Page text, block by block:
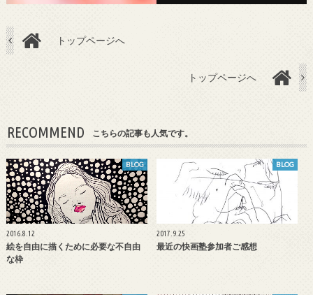
トップページへ
トップページへ
RECOMMEND こちらの記事も人気です。
BLOG
2016.8.12
絵を自由に描くために必要な不自由
な枠
BLOG
2017.9.25
最近の快画塾参加者ご感想